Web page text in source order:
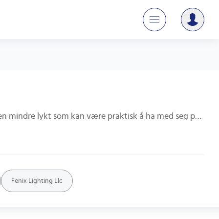
En lommelykt og hodelykt er to forskjellige typer lykter som kan være nyttige i ulike situasjoner. En lommelykt er en mindre lykt som kan være praktisk å ha med seg på farten, mens en hodelykt kan være mer egnet for aktiviteter som løping eller camping. Begge typer lykter kan være nyttige å ha tilgjengelig i tilfelle strømbrudd eller andre nødsituasjoner. Utforsk vårt utvalg av lommelykter og hodelykter for å finne den som passer best for deg.
Fenix Lighting Llc